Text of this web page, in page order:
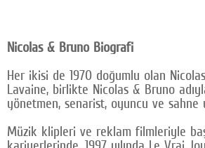
Nicolas & Bruno Biografi
Her ikisi de 1970 doğumlu olan
Lavaine, birlikte Nicolas & Bruno
yönetmen, senarist, oyuncu ve
Müzik klipleri ve reklam filmleriyle